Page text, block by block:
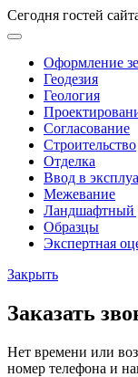
Сегодня гостей
Оформление
Геодезия
Геология
Согласование
Строительство
Отделка
Ввод в
Межевание
Ландшафтный
Образцы
Экспертная
Закрыть
Заказать
Нет времени или
номер телефона и